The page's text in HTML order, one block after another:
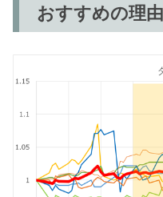
おすすめの理